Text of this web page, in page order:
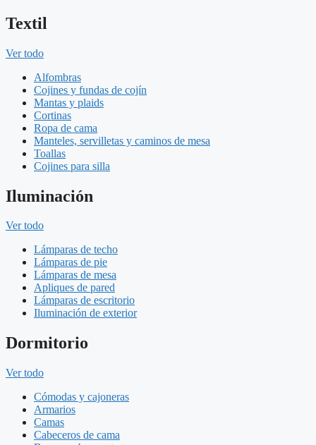
Textil
Ver todo
Alfombras
Cojines y fundas de cojín
Mantas y plaids
Cortinas
Ropa de cama
Manteles, servilletas y caminos de mesa
Toallas
Cojines para silla
Iluminación
Ver todo
Lámparas de techo
Lámparas de pie
Lámparas de mesa
Apliques de pared
Lámparas de escritorio
Iluminación de exterior
Dormitorio
Ver todo
Cómodas y cajoneras
Armarios
Camas
Cabeceros de cama